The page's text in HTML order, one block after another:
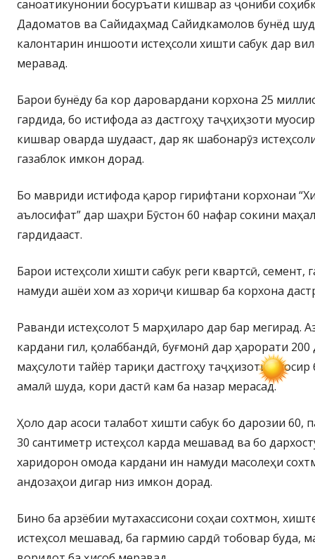
саноатикунонии босуръати кишвар аз ҷониби
Дадоматов ва Сайидаҳмад Сайидкамолов бунёд
калонтарин иншооти истеҳсоли хишти сабук дар
меравад.
Барои бунёду ба кор даровардани корхона 25
гардида, бо истифода аз дастгоҳу таҷҳиҳзоти
кишвар оварда шудааст, дар як шабонарӯз
газаблок имкон дорад.
Бо мавриди истифода қарор гирифтани корхонаи
аълосифат” дар шаҳри Бӯстон 60 нафар сокини
гардидааст.
Барои истеҳсоли хишти сабук реги квартсӣ, семент,
намуди ашёи хом аз хориҷи кишвар ба корхона
Раванди истеҳсолот 5 марҳиларо дар бар мегирад.
кардани гил, қолаббандӣ, буғмонӣ дар ҳарорати 200
маҳсулоти тайёр тариқи дастгоҳу таҷҳизоти
амалӣ шуда, кори дастӣ кам ба назар мерасад.
Ҳоло дар асоси талабот хишти сабук бо дарозии 60,
30 сантиметр истеҳсол карда мешавад ва бо
харидорон омода кардани ин намуди масолеҳи
андозаҳои дигар низ имкон дорад.
Бино ба арзёбии мутахассисони соҳаи сохтмон,
истеҳсол мешавад, ба гармию сардӣ тобовар буда,